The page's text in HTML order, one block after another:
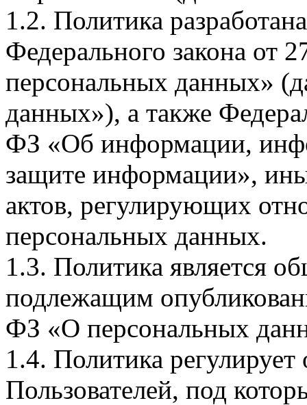
1.2. Политика
Федерального закона
персональных данных»
данных»), а также
ФЗ «Об информации,
защите информации»,
актов, регулирующих
персональных данных.
1.3. Политика является
подлежащим
ФЗ «О персональных
1.4. Политика
Пользователей, под